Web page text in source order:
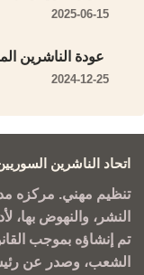
2025-06-15
عودة الناشرين
2024-12-25
اتحاد الناشرين
تنظيم مهني. مركزه
النشر، والنهوض بها،
الشعب، وصدر عن رئيس